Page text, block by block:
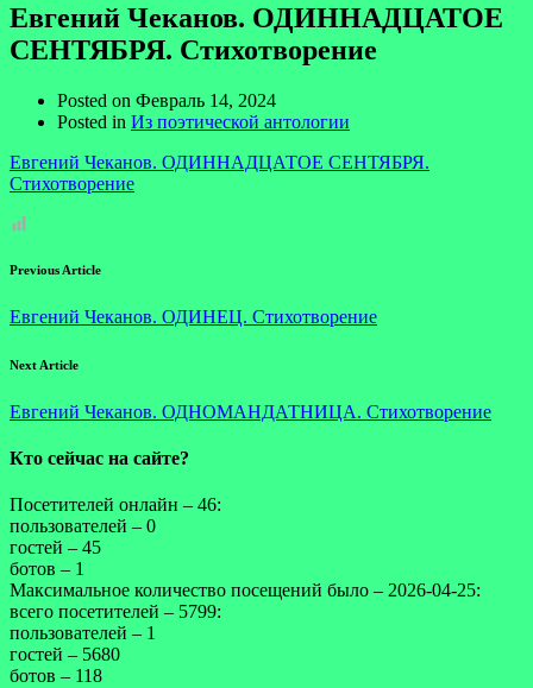
Евгений Чеканов. ОДИННАДЦАТОЕ
СЕНТЯБРЯ. Стихотворение
Posted on Февраль 14, 2024
Posted in Из поэтической антологии
Евгений Чеканов. ОДИННАДЦАТОЕ СЕНТЯБРЯ.
Стихотворение
Previous Article
Евгений Чеканов. ОДИНЕЦ. Стихотворение
Next Article
Евгений Чеканов. ОДНОМАНДАТНИЦА. Стихотворение
Кто сейчас на сайте?
Посетителей онлайн – 46:
пользователей – 0
гостей – 45
ботов – 1
Максимальное количество посещений было – 2026-04-25:
всего посетителей – 5799:
пользователей – 1
гостей – 5680
ботов – 118